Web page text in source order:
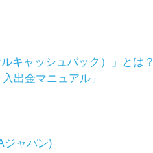
キャッシュバック）」とは？
出金マニュアル」
ジャパン)